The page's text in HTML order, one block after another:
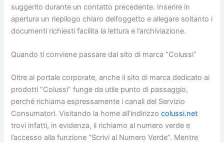
suggerito durante un contatto precedente. Inserire in
apertura un riepilogo chiaro dell’oggetto e allegare soltanto i
documenti richiesti facilita la lettura e l’archiviazione.
Quando ti conviene passare dal sito di marca “Colussi”
Oltre al portale corporate, anche il sito di marca dedicato ai
prodotti “Colussi” funge da utile punto di passaggio,
perché richiama espressamente i canali del Servizio
Consumatori. Visitando la home all’indirizzocolussi.net
trovi infatti, in evidenza, il richiamo al numero verde e
l’accesso alla funzione “Scrivi al Numero Verde”. Mentre